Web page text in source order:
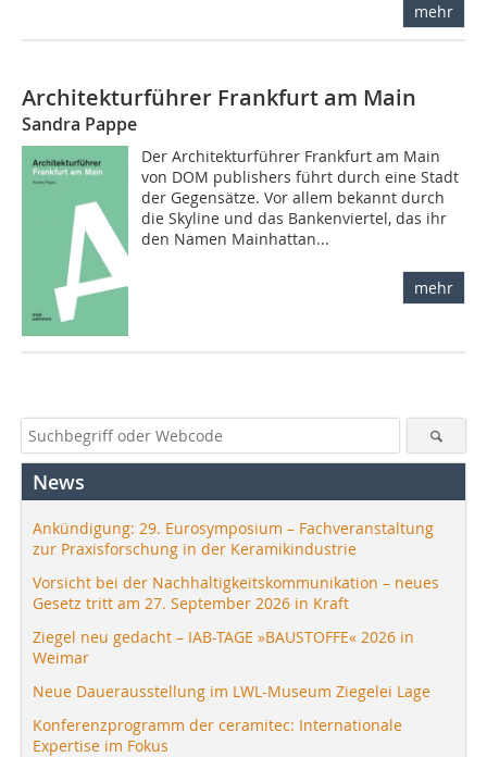
mehr
Architekturführer Frankfurt am Main
Sandra Pappe
Der Architekturführer Frankfurt am Main
von DOM publishers führt durch eine Stadt
der Gegensätze. Vor allem bekannt durch
die Skyline und das Bankenviertel, das ihr
den Namen Mainhattan...
mehr
News
Ankündigung: 29. Eurosymposium – Fachveranstaltung
zur Praxisforschung in der Keramikindustrie
Vorsicht bei der Nachhaltigkeitskommunikation – neues
Gesetz tritt am 27. September 2026 in Kraft
Ziegel neu gedacht – IAB-TAGE »BAUSTOFFE« 2026 in
Weimar
Neue Dauerausstellung im LWL-Museum Ziegelei Lage
Konferenzprogramm der ceramitec: Internationale
Expertise im Fokus